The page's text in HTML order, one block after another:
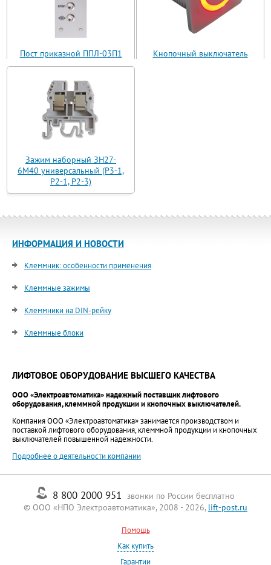
Пост приказной ППЛ-03П1
(ППЛ11-03)
Кнопочный выключатель
Зажим наборный ЗН27-
6М40 универсальный (Р3-1,
Р2-1, Р2-3)
ИНФОРМАЦИЯ И НОВОСТИ
Клеммник: особенности применения
Клеммные зажимы
Клеммники на DIN-рейку
Клеммные блоки
ЛИФТОВОЕ ОБОРУДОВАНИЕ ВЫСШЕГО КАЧЕСТВА
ООО «Электроавтоматика» надежный поставщик лифтового
оборудования, клеммной продукции и кнопочных выключателей.
Компания ООО «Электроавтоматика» занимается производством и
поставкой лифтового оборудования, клеммной продукции и кнопочных
выключателей повышенной надежности.
Подробнее о деятельности компании
8 800 2000 951 звонки по России бесплатно
© ООО «НПО Электроавтоматика», 2008 - 2026, lift-post.ru
Помощь
Как купить
Гарантии